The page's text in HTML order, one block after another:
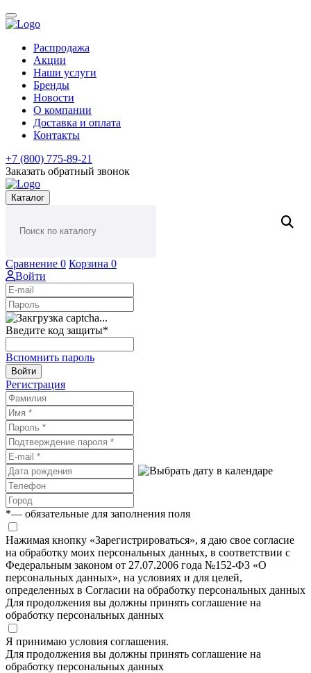
Распродажа
Акции
Наши услуги
Бренды
Новости
О компании
Доставка и оплата
Контакты
+7 (800) 775-89-21
Заказать обратный звонок
Каталог
Сравнение 0 Корзина 0
Войти
Введите код защиты*
Вспомнить пароль
Войти
Регистрация
*— обязательные для заполнения поля
Нажимая кнопку «Зарегистрироваться», я даю свое согласие
на обработку моих персональных данных, в соответствии с
Федеральным законом от 27.07.2006 года №152-ФЗ «О
персональных данных», на условиях и для целей,
определенных в Согласии на обработку персональных данных
Для продолжения вы должны принять соглашение на
обработку персональных данных
Я принимаю условия соглашения.
Для продолжения вы должны принять соглашение на
обработку персональных данных